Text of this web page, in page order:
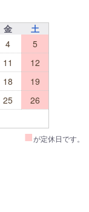
金
土
4
5
11
12
18
19
25
26
■が定休日です。